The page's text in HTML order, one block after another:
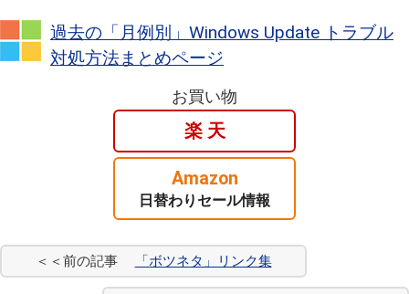
過去の「月例別」Windows Update トラブル
対処方法まとめページ
お買い物
楽 天
Amazon
日替わりセール情報
＜＜前の記事 「ボツネタ」リンク集